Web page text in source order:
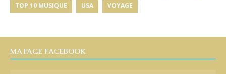
TOP 10 MUSIQUE USA VOYAGE
MA PAGE FACEBOOK